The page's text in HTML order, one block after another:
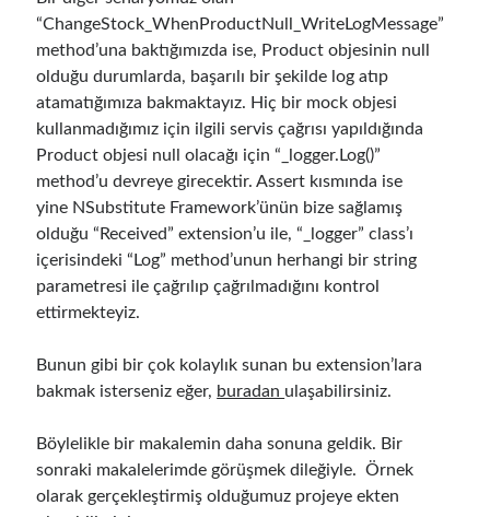
Üst veri
WordPress.org
“ChangeStock_WhenProductNull_WriteLogMessage”
method’una baktığımızda ise, Product objesinin null
olduğu durumlarda, başarılı bir şekilde log atıp
atamatığımıza bakmaktayız. Hiç bir mock objesi
kullanmadığımız için ilgili servis çağrısı yapıldığında
Product objesi null olacağı için “_logger.Log()”
method’u devreye girecektir. Assert kısmında ise
yine NSubstitute Framework’ünün bize sağlamış
olduğu “Received” extension’u ile, “_logger” class’ı
içerisindeki “Log” method’unun herhangi bir string
parametresi ile çağrılıp çağrılmadığını kontrol
ettirmekteyiz.
Bunun gibi bir çok kolaylık sunan bu extension’lara
bakmak isterseniz eğer, buradan ulaşabilirsiniz.
Böylelikle bir makalemin daha sonuna geldik. Bir
sonraki makalelerimde görüşmek dileğiyle. Örnek
olarak gerçekleştirmiş olduğumuz projeye ekten